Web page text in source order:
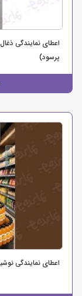
اعطای نمایندگی
پرسود)
اعطای نمایندگی